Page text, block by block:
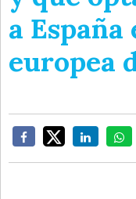
a
europea